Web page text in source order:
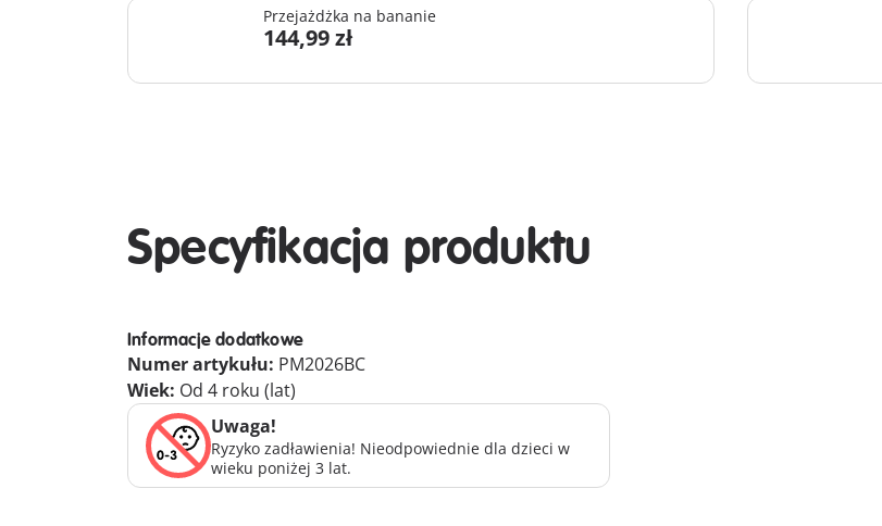
Przejażdżka na bananie
144,99 zł
Specyfikacja produktu
Informacje dodatkowe
Numer artykułu: PM2026BC
Wiek: Od 4 roku (lat)
Uwaga!
Ryzyko zadławienia! Nieodpowiednie dla dzieci w
wieku poniżej 3 lat.